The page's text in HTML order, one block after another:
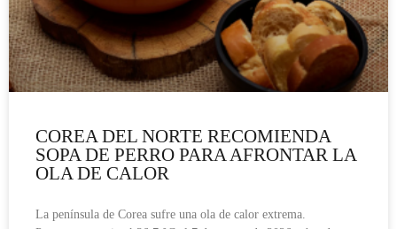
COREA DEL NORTE RECOMIENDA
SOPA DE PERRO PARA AFRONTAR LA
OLA DE CALOR
La península de Corea sufre una ola de calor extrema.